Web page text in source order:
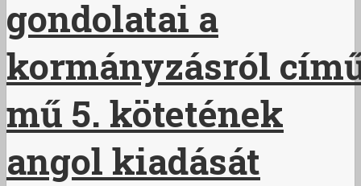
gondolatai a
kormányzásról
mű 5. kötetének
angol kiadását